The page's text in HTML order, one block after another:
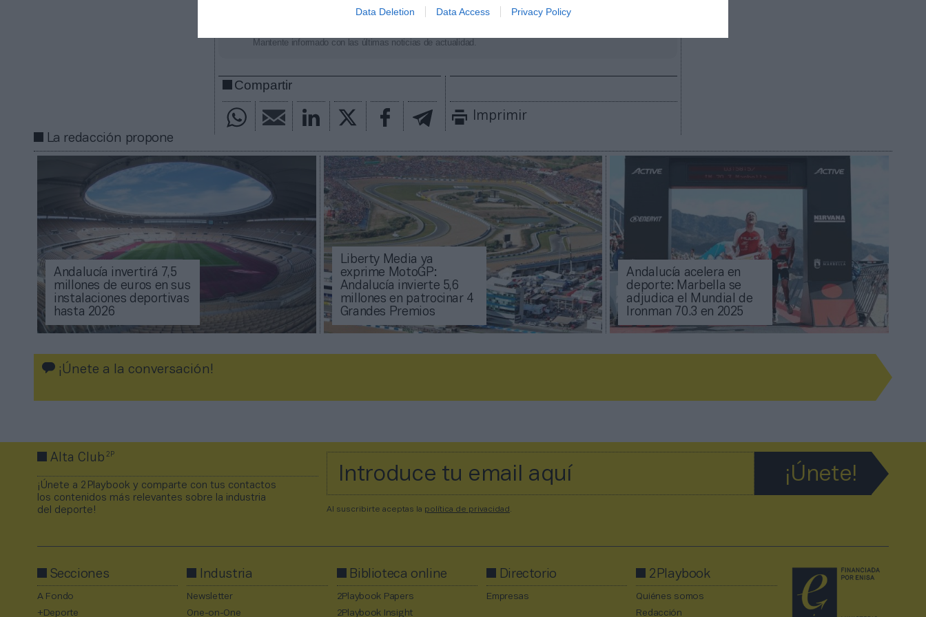
Data Deletion Data Access Privacy Policy
como fuente preferida de Google de forma
Mantente informado con las últimas noticias de actualidad.
Compartir
Imprimir
La redacción propone
Andalucía invertirá 7,5
millones de euros en sus
instalaciones deportivas
hasta 2026
Liberty Media ya
exprime MotoGP:
Andalucía invierte 5,6
millones en patrocinar 4
Grandes Premios
Andalucía acelera en
deporte: Marbella se
adjudica el Mundial de
Ironman 70.3 en 2025
¡Únete a la conversación!
Alta Club2P
¡Únete a 2Playbook y comparte con tus contactos
los contenidos más relevantes sobre la industria
del deporte!
Al suscribirte aceptas la política de privacidad
Secciones
A Fondo
+Deporte
Industria
Newsletter
One-on-One
Biblioteca online
2Playbook Papers
2Playbook Insight
Directorio
Empresas
2Playbook
Quiénes somos
Redacción